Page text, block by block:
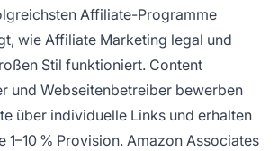
Affiliate-Programme
wie Affiliate Marketing legal und
Stil funktioniert. Content
und Webseitenbetreiber bewerben
über individuelle Links und erhalten
1–10 % Provision. Amazon Associates